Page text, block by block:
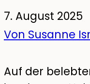
7. August 2025
Von Susanne
Auf der